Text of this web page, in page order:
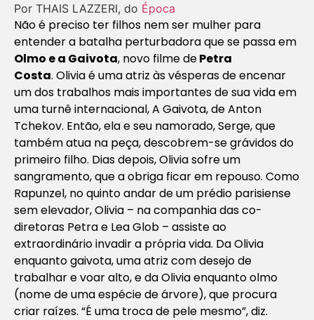
Por THAIS LAZZERI, do Época
Não é preciso ter filhos nem ser mulher para
entender a batalha perturbadora que se passa em
Olmo e a Gaivota, novo filme dePetra
Costa. Olivia é uma atriz às vésperas de encenar
um dos trabalhos mais importantes de sua vida em
uma turnê internacional,A Gaivota, de Anton
Tchekov. Então, ela e seu namorado, Serge, que
também atua na peça, descobrem-se grávidos do
primeiro filho. Dias depois, Olivia sofre um
sangramento, que a obriga ficar em repouso. Como
Rapunzel, no quinto andar de um prédio parisiense
sem elevador, Olivia – na companhia das co-
diretoras Petra e Lea Glob – assiste ao
extraordinário invadir a própria vida. Da Olivia
enquanto gaivota, uma atriz com desejo de
trabalhar e voar alto, e da Olivia enquanto olmo
(nome de uma espécie de árvore), que procura
criar raízes. “É uma troca de pele mesmo”, diz.